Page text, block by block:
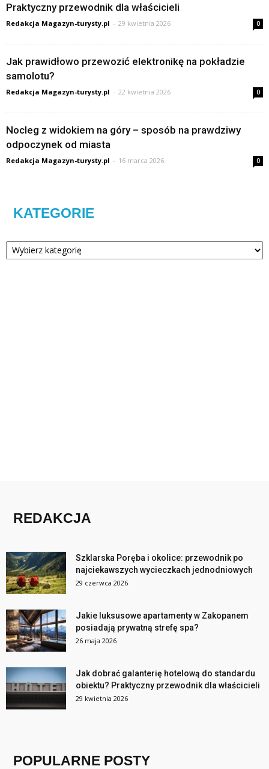
Praktyczny przewodnik dla właścicieli
Redakcja Magazyn-turysty.pl - 29 kwietnia 2026 0
Jak prawidłowo przewozić elektronikę na pokładzie
samolotu?
Redakcja Magazyn-turysty.pl - 22 kwietnia 2026 0
Nocleg z widokiem na góry – sposób na prawdziwy
odpoczynek od miasta
Redakcja Magazyn-turysty.pl - 16 marca 2026 0
KATEGORIE
Kategorie
REDAKCJA
Szklarska Poręba i okolice: przewodnik po
najciekawszych wycieczkach jednodniowych
29 czerwca 2026
Jakie luksusowe apartamenty w Zakopanem
posiadają prywatną strefę spa?
26 maja 2026
Jak dobrać galanterię hotelową do standardu
obiektu? Praktyczny przewodnik dla właścicieli
29 kwietnia 2026
POPULARNE POSTY